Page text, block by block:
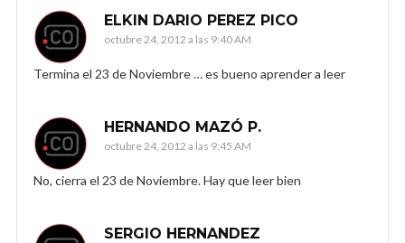
ELKIN DARIO PEREZ PICO
octubre 24, 2012 a las 9:40 AM
Termina el 23 de Noviembre … es bueno aprender a leer
HERNANDO MAZÓ P.
octubre 24, 2012 a las 9:45 AM
No, cierra el 23 de Noviembre. Hay que leer bien
SERGIO HERNANDEZ